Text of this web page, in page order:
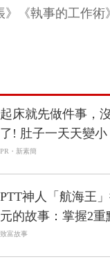
》《執事的工作術
起床就先做件事，
了! 肚子一天天變小
PR・新素簡
PTT神人「航海王
元的故事：掌握2重
致富故事